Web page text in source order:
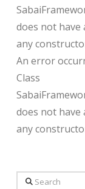
does not have
any
An error
Class
does not have
any
Search